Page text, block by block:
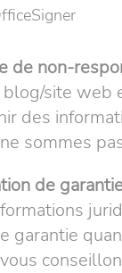
de non-
site web
des
sommes
de
garantie